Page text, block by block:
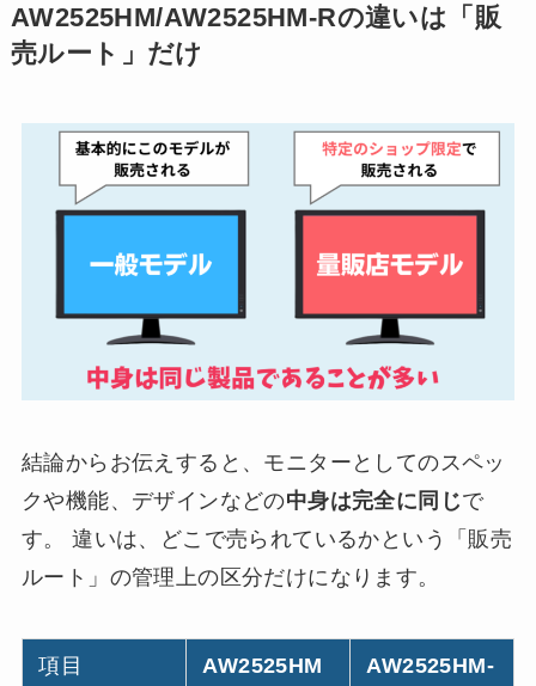
AW2525HM/AW2525HM-Rの違いは「販
売ルート」だけ
結論からお伝えすると、モニターとしてのスペッ
クや機能、デザインなどの中身は完全に同じで
す。 違いは、どこで売られているかという「販売
ルート」の管理上の区分だけになります。
項目 AW2525HM
AW2525HM-